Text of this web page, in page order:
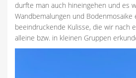
durfte man auch hineingehen und es
Wandbemalungen und Bodenmosaike
beeindruckende Kulisse, die wir nach
alleine bzw. in kleinen Gruppen